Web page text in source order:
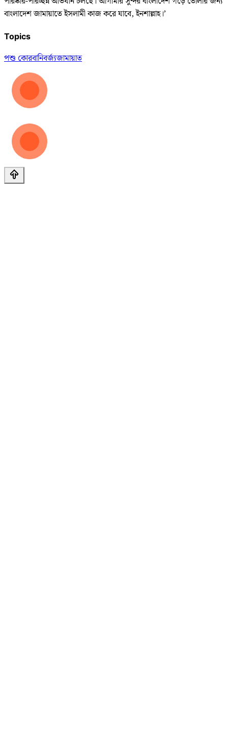
বাংলাদেশ জামায়াতে ইসলামী কাজ করে যাবে, ইনশাল্লাহ।’
Topics
পশু কোরবানিবর্জ্যজামায়াত